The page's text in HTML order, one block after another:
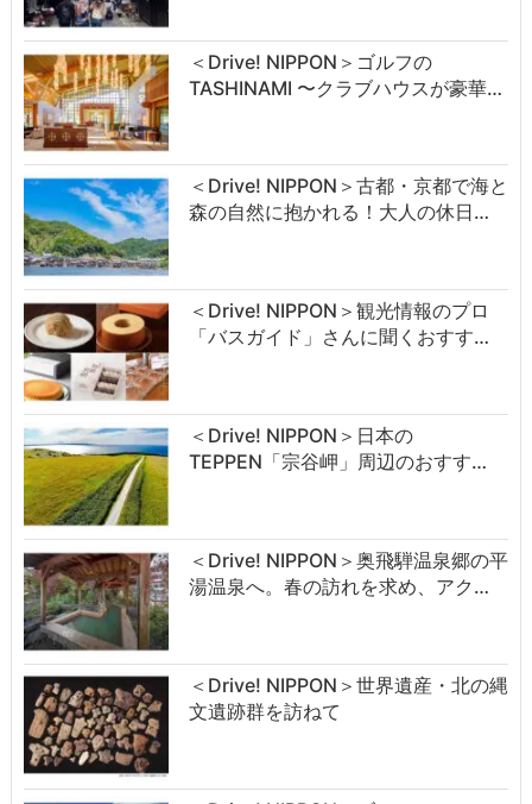
＜Drive! NIPPON＞ゴルフの
TASHINAMI 〜クラブハウスが豪華…
＜Drive! NIPPON＞古都・京都で海と
森の自然に抱かれる！大人の休日…
＜Drive! NIPPON＞観光情報のプロ
「バスガイド」さんに聞くおすす…
＜Drive! NIPPON＞日本の
TEPPEN「宗谷岬」周辺のおすす…
＜Drive! NIPPON＞奥飛騨温泉郷の平
湯温泉へ。春の訪れを求め、アク…
＜Drive! NIPPON＞世界遺産・北の縄
文遺跡群を訪ねて